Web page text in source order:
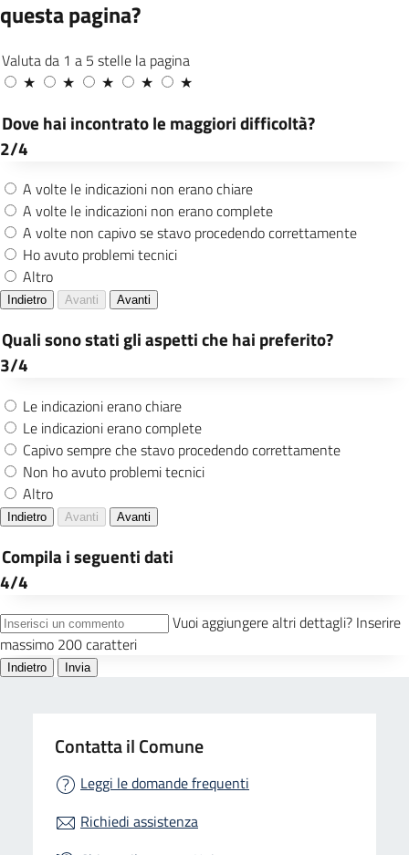
Contatta il Comune
Leggi le domande frequenti
Richiedi assistenza